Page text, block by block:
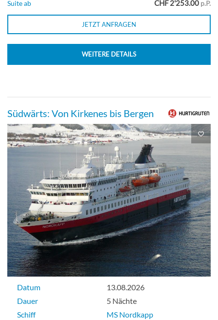
Suite ab
CHF 2'253.00 p.P.
JETZT ANFRAGEN
WEITERE DETAILS
Südwärts: Von Kirkenes bis Bergen
Datum
13.08.2026
Dauer
5 Nächte
Schiff
MS Nordkapp